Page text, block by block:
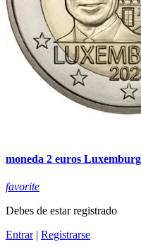
moneda 2 euros
favorite
Debes de estar registrado
Entrar| Registrarse